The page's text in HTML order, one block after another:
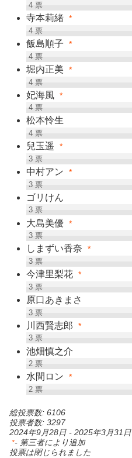
4票
寺本莉緒 *
4票
飯島順子 *
4票
堀内正美 *
4票
妃海風 *
4票
松本怜生
4票
兒玉遥 *
3票
中村アン *
3票
ゴリけん
3票
大島美優 *
3票
しまずい香奈 *
3票
今津里梨花 *
3票
原口あきまさ
3票
川西賢志郎 *
3票
池畑慎之介
2票
水間ロン *
2票
総投票数: 6106
投票者数: 3297
2024年9月28日 - 2025年3月31日
*- 第三者により追加
投票は閉じられました